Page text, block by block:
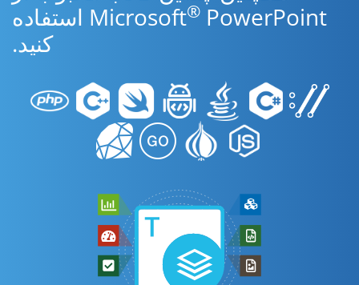
Microsoft®
PowerPoint استفاده
کنید.